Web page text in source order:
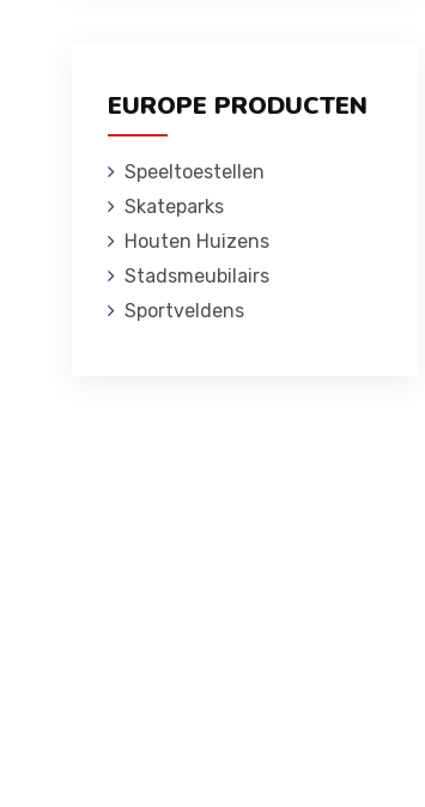
EUROPE PRODUCTEN
Speeltoestellen
Skateparks
Houten Huizens
Stadsmeubilairs
Sportveldens